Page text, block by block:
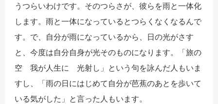
うつらいわけです。そのつらさが、彼らを雨と一体化
します。雨と一体になっているとつらくなくなるんで
す。で、自分が雨になっているから、日の光がさす
と、今度は自分自身が光そのものになります。「旅の
空 我が人生に 光射し」という句を詠んだ人もいま
すし、「雨の日にはじめて自分が芭蕉のあとを歩いて
いる気がした」と言った人もいます。